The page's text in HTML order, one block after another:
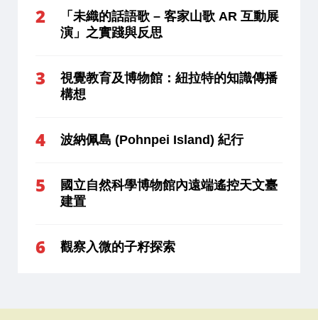
「未織的話語歌 – 客家山歌 AR 互動展
演」之實踐與反思
視覺教育及博物館：紐拉特的知識傳播
構想
波納佩島 (Pohnpei Island) 紀行
國立自然科學博物館內遠端遙控天文臺
建置
觀察入微的子籽探索